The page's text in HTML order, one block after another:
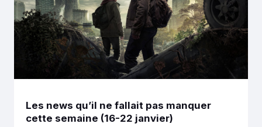
Les news qu’il ne fallait pas manquer
cette semaine (16-22 janvier)